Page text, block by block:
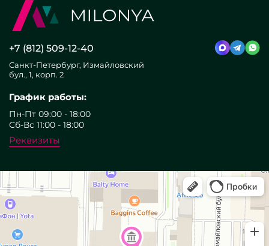
+7 (812) 509-12-40
Санкт-Петербург, Измайловский
бул., 1, корп. 2
График работы:
Пн-Пт 09:00 - 18:00
Сб-Вс 11:00 - 18:00
Реквизиты